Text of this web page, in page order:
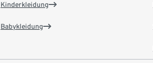
Kinderkleidung
Babykleidung